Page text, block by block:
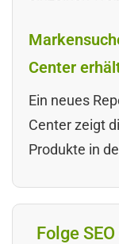
Center
Ein neues
Center zeigt
Produkte in
Folge